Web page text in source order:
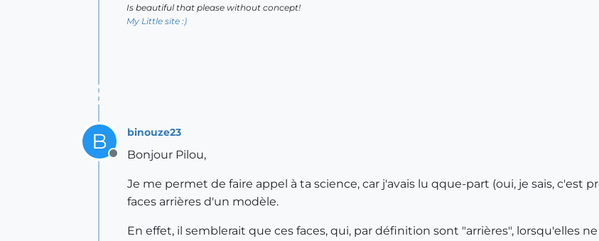
Is beautiful that please without concept!
My Little site :)
B
Offline
binouze23
Bonjour Pilou,
Je me permet de faire appel à ta science, car j'avais lu qque-part (oui, je sais, c'est
faces arrières d'un modèle.
En effet, il semblerait que ces faces, qui, par définition sont "arrières", lorsqu'elles